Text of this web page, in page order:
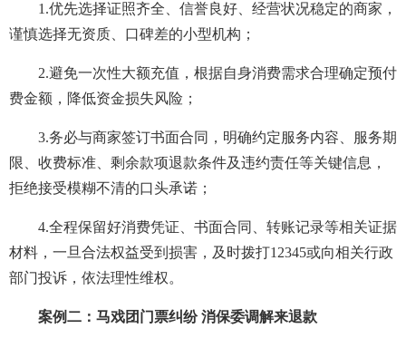
1.优先选择证照齐全、信誉良好、经营状况稳定的商家，
谨慎选择无资质、口碑差的小型机构；
2.避免一次性大额充值，根据自身消费需求合理确定预付
费金额，降低资金损失风险；
3.务必与商家签订书面合同，明确约定服务内容、服务期
限、收费标准、剩余款项退款条件及违约责任等关键信息，
拒绝接受模糊不清的口头承诺；
4.全程保留好消费凭证、书面合同、转账记录等相关证据
材料，一旦合法权益受到损害，及时拨打12345或向相关行政
部门投诉，依法理性维权。
案例二：马戏团门票纠纷 消保委调解来退款